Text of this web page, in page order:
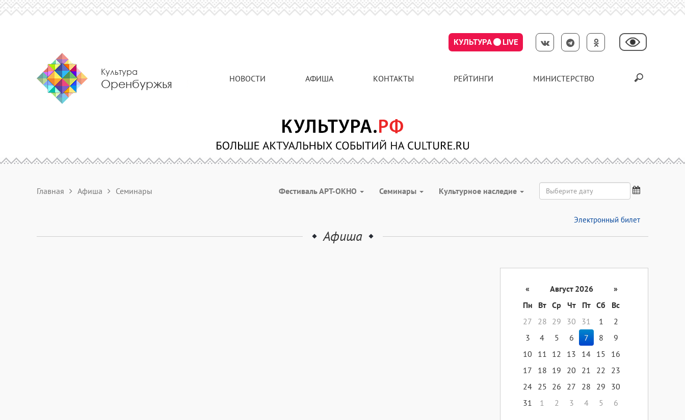
КУЛЬТУРА LIVE
Культура
Оренбуржья НОВОСТИ АФИША КОНТАКТЫ РЕЙТИНГИ МИНИСТЕРСТВО
Главная Афиша Семинары Фестиваль АРТ-ОКНО Семинары Культурное наследие
Электронный билет
Афиша
« Август 2026
»
Пн
Вт Ср Чт Пт Сб
Вс
27
28 29 30 31 1
2
3
4 5 6 7 8
9
10
11 12 13 14 15
16
17
18 19 20 21 22
23
24 25 26 27 28 29
30
31
1 2 3 4 5 6